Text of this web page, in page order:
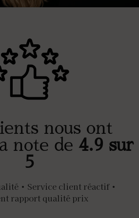
nous ont
note de 4.9 sur
5
• Service client réactif •
rapport qualité prix